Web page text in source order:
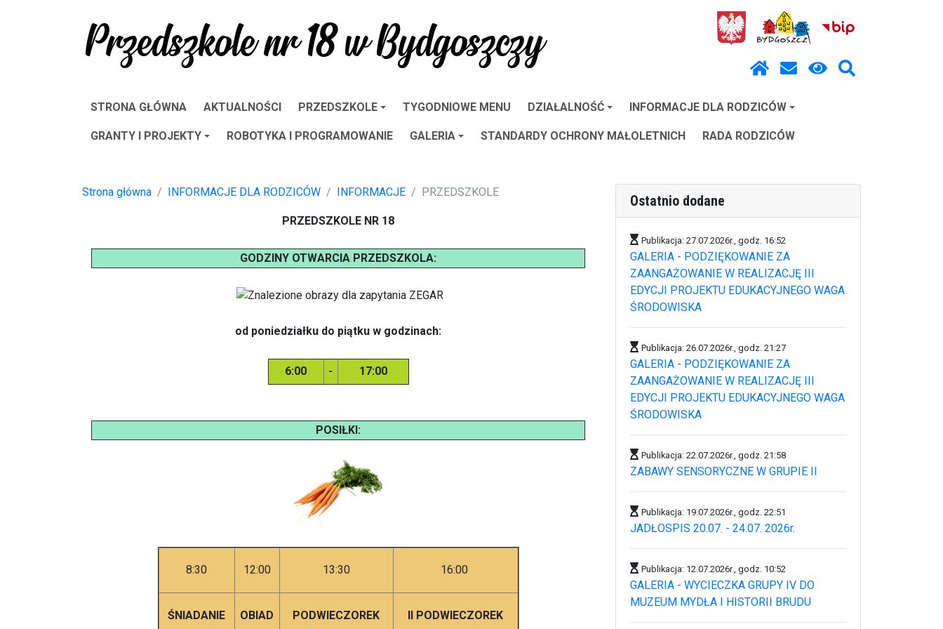
STRONA GŁÓWNA AKTUALNOŚCI PRZEDSZKOLE TYGODNIOWE MENU DZIAŁALNOŚĆ INFORMACJE DLA RODZICÓW
GRANTY I PROJEKTY ROBOTYKA I PROGRAMOWANIE GALERIA STANDARDY OCHRONY MAŁOLETNICH RADA RODZICÓW
Strona główna INFORMACJE DLA RODZICÓW INFORMACJE PRZEDSZKOLE
PRZEDSZKOLE NR 18
GODZINY OTWARCIA PRZEDSZKOLA:
od poniedziałku do piątku w godzinach:
6:00 - 17:00
POSIŁKI:
8:30 12:00 13:30 16:00
ŚNIADANIE OBIAD PODWIECZOREK II PODWIECZOREK
Ostatnio dodane
Publikacja: 27.07.2026r., godz. 16:52
GALERIA - PODZIĘKOWANIE ZA
ZAANGAŻOWANIE W REALIZACJĘ III
EDYCJI PROJEKTU EDUKACYJNEGO WAGA
ŚRODOWISKA
Publikacja: 26.07.2026r., godz. 21:27
GALERIA - PODZIĘKOWANIE ZA
ZAANGAŻOWANIE W REALIZACJĘ III
EDYCJI PROJEKTU EDUKACYJNEGO WAGA
ŚRODOWISKA
Publikacja: 22.07.2026r., godz. 21:58
ZABAWY SENSORYCZNE W GRUPIE II
Publikacja: 19.07.2026r., godz. 22:51
JADŁOSPIS 20.07. - 24.07. 2026r.
Publikacja: 12.07.2026r., godz. 10:52
GALERIA - WYCIECZKA GRUPY IV DO
MUZEUM MYDŁA I HISTORII BRUDU